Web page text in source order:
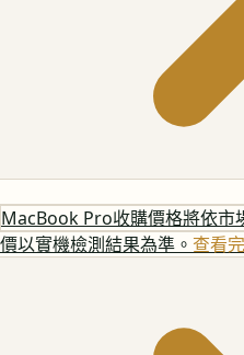
MacBook Pro收購價格將依市
價以實機檢測結果為準。 查看